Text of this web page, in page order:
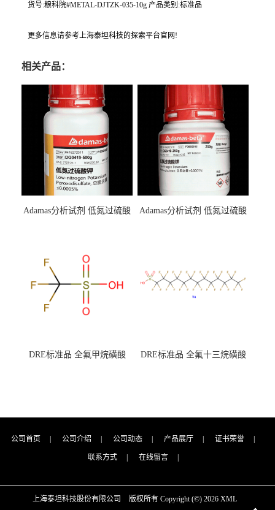
货号:粮科院#METAL-DJTZK-035-10g 产品类别:标准品
更多信息请参考上海泰坦科技的探索平台官网!
相关产品：
Adamas分析试剂 低氮过硫酸
（泰坦现货供应）
Adamas分析试剂 低氮过硫酸
DRE标准品 全氟甲烷磺酸
DRE标准品 全氟十三烷磺酸
公司首页 公司介绍 公司动态 产品展厅 证书荣誉
联系方式 在线留言
上海泰坦科技股份有限公司 版权所有 Copyright (©) 2026 XML